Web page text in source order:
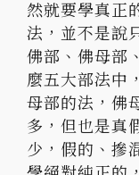
然就要學真正
法， 並不是說
佛部、佛母部
麼五大部法中
母部的法，佛
多， 但也是真
少，假的、摻